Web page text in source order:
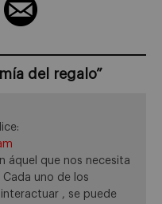
del regalo”
áquel que nos necesita
uno de los
, se puede